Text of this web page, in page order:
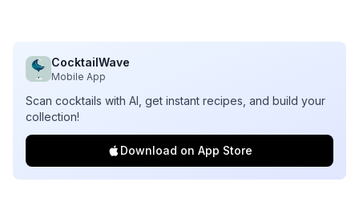
CocktailWave
Mobile App
Scan cocktails with AI, get instant recipes, and build your
collection!
Download on App Store